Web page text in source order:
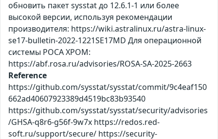
обновить пакет sysstat до 12.6.1-1 или более
высокой версии, используя рекомендации
производителя: https://wiki.astralinux.ru/astra-linux-
se17-bulletin-2022-1221SE17MD Для операционной
системы РОСА ХРОМ:
https://abf.rosa.ru/advisories/ROSA-SA-2025-2663
Reference
https://github.com/sysstat/sysstat/commit/9c4eaf150
662ad40607923389d4519bc83b93540
https://github.com/sysstat/sysstat/security/advisories
/GHSA-q8r6-g56f-9w7x https://redos.red-
soft.ru/support/secure/ https://security-